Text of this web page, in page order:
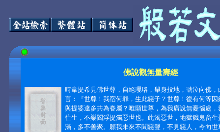
佛說觀無量壽經
時韋提希見佛世尊，自絕瓔珞，舉身投地，號泣向佛，
言：『世尊！我宿何罪，生此惡子？世尊！復有何等因
與提婆達多共為眷屬？唯願世尊，為我廣說無憂惱處，
往生，不樂閻浮提濁惡世也。此濁惡世，地獄餓鬼畜生
滿，多不善聚。願我未來不聞惡聲，不見惡人，今向世